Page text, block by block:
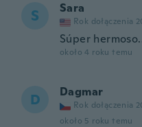
S Sara
Rok dołączenia
Súper
około 4 roku temu
D Dagmar
Rok dołączenia
około 5 roku temu